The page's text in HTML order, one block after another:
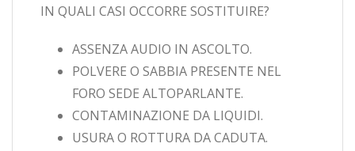
IN QUALI CASI OCCORRE SOSTITUIRE?
ASSENZA AUDIO IN ASCOLTO.
POLVERE O SABBIA PRESENTE NEL
FORO SEDE ALTOPARLANTE.
CONTAMINAZIONE DA LIQUIDI.
USURA O ROTTURA DA CADUTA.